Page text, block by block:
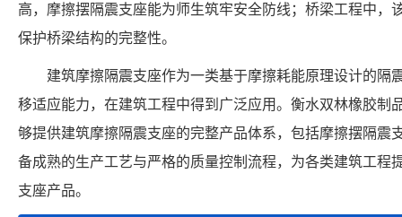
高，摩擦摆隔震支座能为师生筑牢安全防线；桥梁工程中，
保护桥梁结构的完整性。
建筑摩擦隔震支座作为一类基于摩擦耗能原理设计的隔
移适应能力，在建筑工程中得到广泛应用。衡水双林橡胶制
够提供建筑摩擦隔震支座的完整产品体系，包括摩擦摆隔震
备成熟的生产工艺与严格的质量控制流程，为各类建筑工程
支座产品。